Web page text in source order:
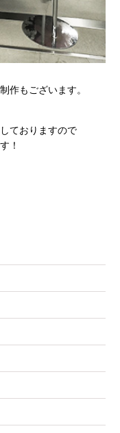
作もございます。
ておりますので
！